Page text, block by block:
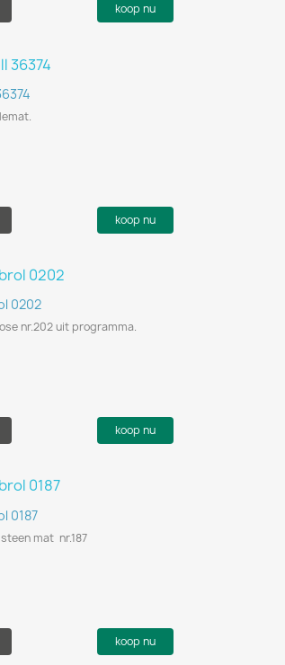
koop nu
Snel bekijken
koop nu
Snel bekijken
0202
nr.202 uit programma.
koop nu
Snel bekijken
0187
mat nr.187
koop nu